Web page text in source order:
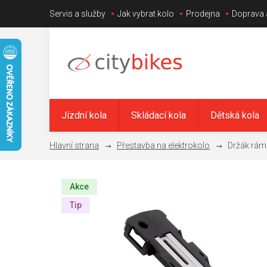
obsah
Servis a služby Jak vybrat kolo Prodejna Doprava
Jízdní kola Skládací kola Dětská kola
Přestavba na elektrokolo Držák
Akce
Tip